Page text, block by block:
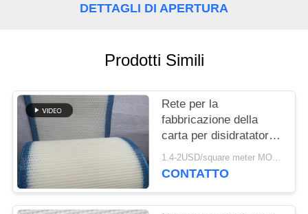
POLICY
DETTAGLI DI APERTURA
Prodotti Simili
Rete per la
fabbricazione della
carta per disidratatori,
Rete formata in
poliestere, Nastro a
1.4-2USD/square meter MOQ:meetr 1square
CONTATTO